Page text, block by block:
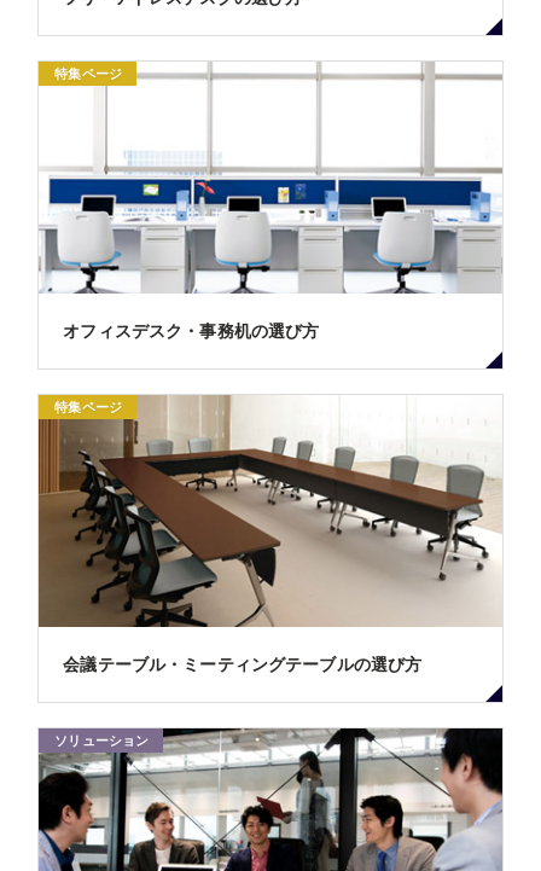
特集ページ
オフィスデスク・事務机の選び方
特集ページ
会議テーブル・ミーティングテーブルの選び方
ソリューション